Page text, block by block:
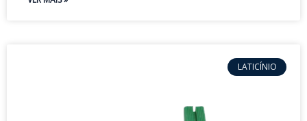
LATICÍNIO